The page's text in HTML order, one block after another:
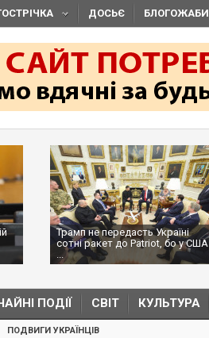
ДОСЬЄ БЛОГОЖАБИ
Трамп не передасть Україні
сотні ракет до Patriot, бо у США
...
ПОДІЇ СВІТ КУЛЬТУРА
ПОДВИГИ УКРАЇНЦІВ